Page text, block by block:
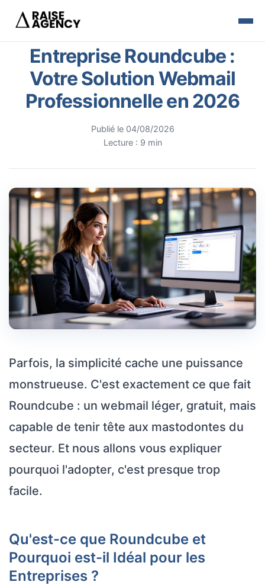
Entreprise Roundcube :
Votre Solution Webmail
Professionnelle en 2026
Publié le 04/08/2026
Lecture : 9 min
Parfois, la simplicité cache une puissance
monstrueuse. C'est exactement ce que fait
Roundcube : un webmail léger, gratuit, mais
capable de tenir tête aux mastodontes du
secteur. Et nous allons vous expliquer
pourquoi l'adopter, c'est presque trop
facile.
Qu'est-ce que Roundcube et
Pourquoi est-il Idéal pour les
Entreprises ?